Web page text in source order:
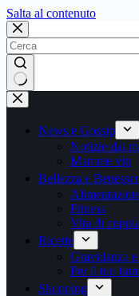
Salta al contenutoSalta
Nessun
risultato
News e Gossip
Notizie dal
Mamme vip
Bellezza e
Fitness
Vita di coppia
Ricette
Gravidanza
Per il tuo
Shopping